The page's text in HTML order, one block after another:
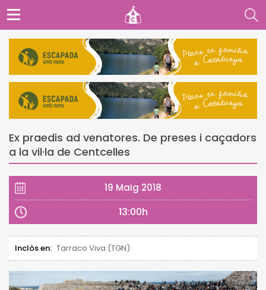
Ex praedis ad venatores. De preses i caçadors
a la vil·la de Centcelles
19 Maig 2018
13:00h
Inclòs en: Tarraco Viva (TGN)